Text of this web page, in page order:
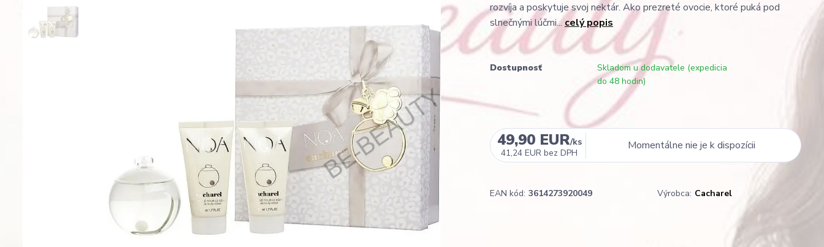
rozvíja a poskytuje svoj nektár. Ako prezreté ovocie, ktoré puká pod
slnečnými lúčmi... celý popis
Dostupnosť
Skladom u dodavatele (expedicia
do 48 hodin)
49,90 EUR/ks
41,24 EUR bez DPH
Momentálne nie je k dispozícii
EAN kód: 3614273920049 Výrobca: Cacharel